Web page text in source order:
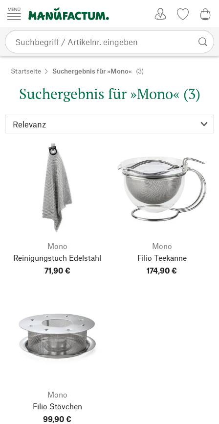
Zum Inhalt springen
Startseite Suchergebnis für »Mono« (3)
Suchergebnis für »Mono« (3)
Mono
Reinigungstuch Edelstahl
71,90 €
Mono
Filio Teekanne
174,90 €
Mono
Filio Stövchen
99,90 €